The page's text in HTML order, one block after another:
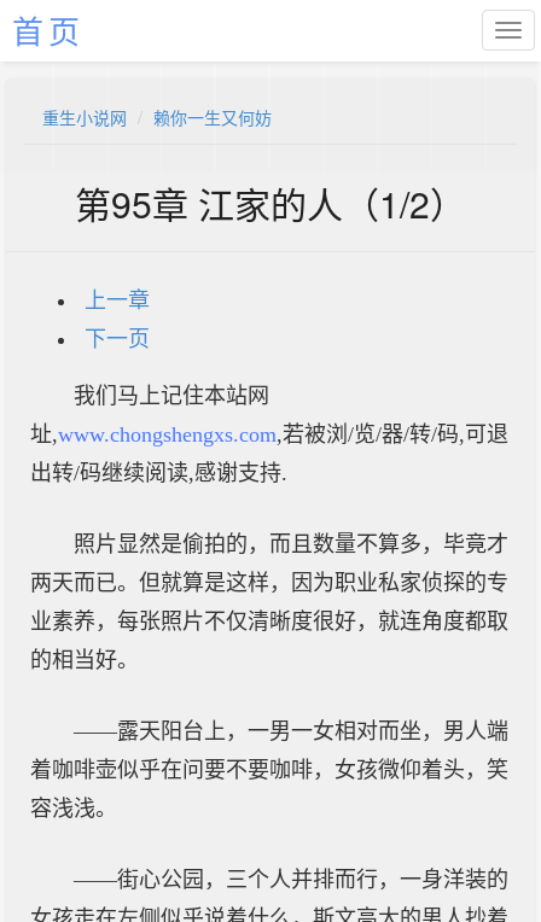
首页
重生小说网 赖你一生又何妨
第95章 江家的人（1/2）
上一章
下一页
我们马上记住本站网
址,www.chongshengxs.com,若被浏/览/器/转/码,可退
出转/码继续阅读,感谢支持.
照片显然是偷拍的，而且数量不算多，毕竟才
两天而已。但就算是这样，因为职业私家侦探的专
业素养，每张照片不仅清晰度很好，就连角度都取
的相当好。
——露天阳台上，一男一女相对而坐，男人端
着咖啡壶似乎在问要不要咖啡，女孩微仰着头，笑
容浅浅。
——街心公园，三个人并排而行，一身洋装的